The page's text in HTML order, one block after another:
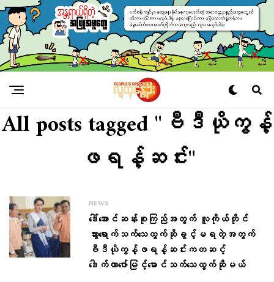
All posts tagged "ဗီဒီယိုကွန့်
ဖရန့်ဆင်း"
NEWS
ဒေါ်အောင်ဆန်းစုကြည်အတွက် လူကိုယ်တိုင်
သွားရောက်သက်သေထွက်ဆိုခွင့်မရတဲ့အတွက်
ဗီဒီယိုကွန့်ဖရန့်ဆင်းကတဆင့်
ဒေါက်တာဇော်မြင့်မောင်သက်သေထွက်ဆိုမယ်